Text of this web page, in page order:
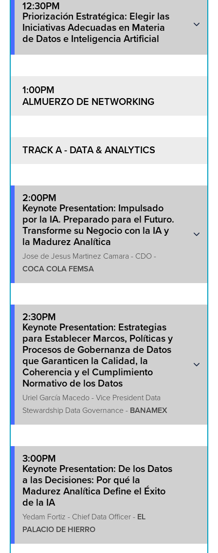
12:30PM
Priorización Estratégica: Elegir las
Iniciativas Adecuadas en Materia
de Datos e Inteligencia Artificial
1:00PM
ALMUERZO DE NETWORKING
TRACK A - DATA & ANALYTICS
2:00PM
Keynote Presentation: Impulsado
por la IA. Preparado para el Futuro.
Transforme su Negocio con la IA y
la Madurez Analítica
Jose de Jesus Martinez Camara - CDO -
COCA COLA FEMSA
2:30PM
Keynote Presentation: Estrategias
para Establecer Marcos, Políticas y
Procesos de Gobernanza de Datos
que Garanticen la Calidad, la
Coherencia y el Cumplimiento
Normativo de los Datos
Uriel García Macedo - Vice President Data
Stewardship Data Governance - BANAMEX
3:00PM
Keynote Presentation: De los Datos
a las Decisiones: Por qué la
Madurez Analítica Define el Éxito
de la IA
Yedam Fortiz - Chief Data Officer - EL
PALACIO DE HIERRO